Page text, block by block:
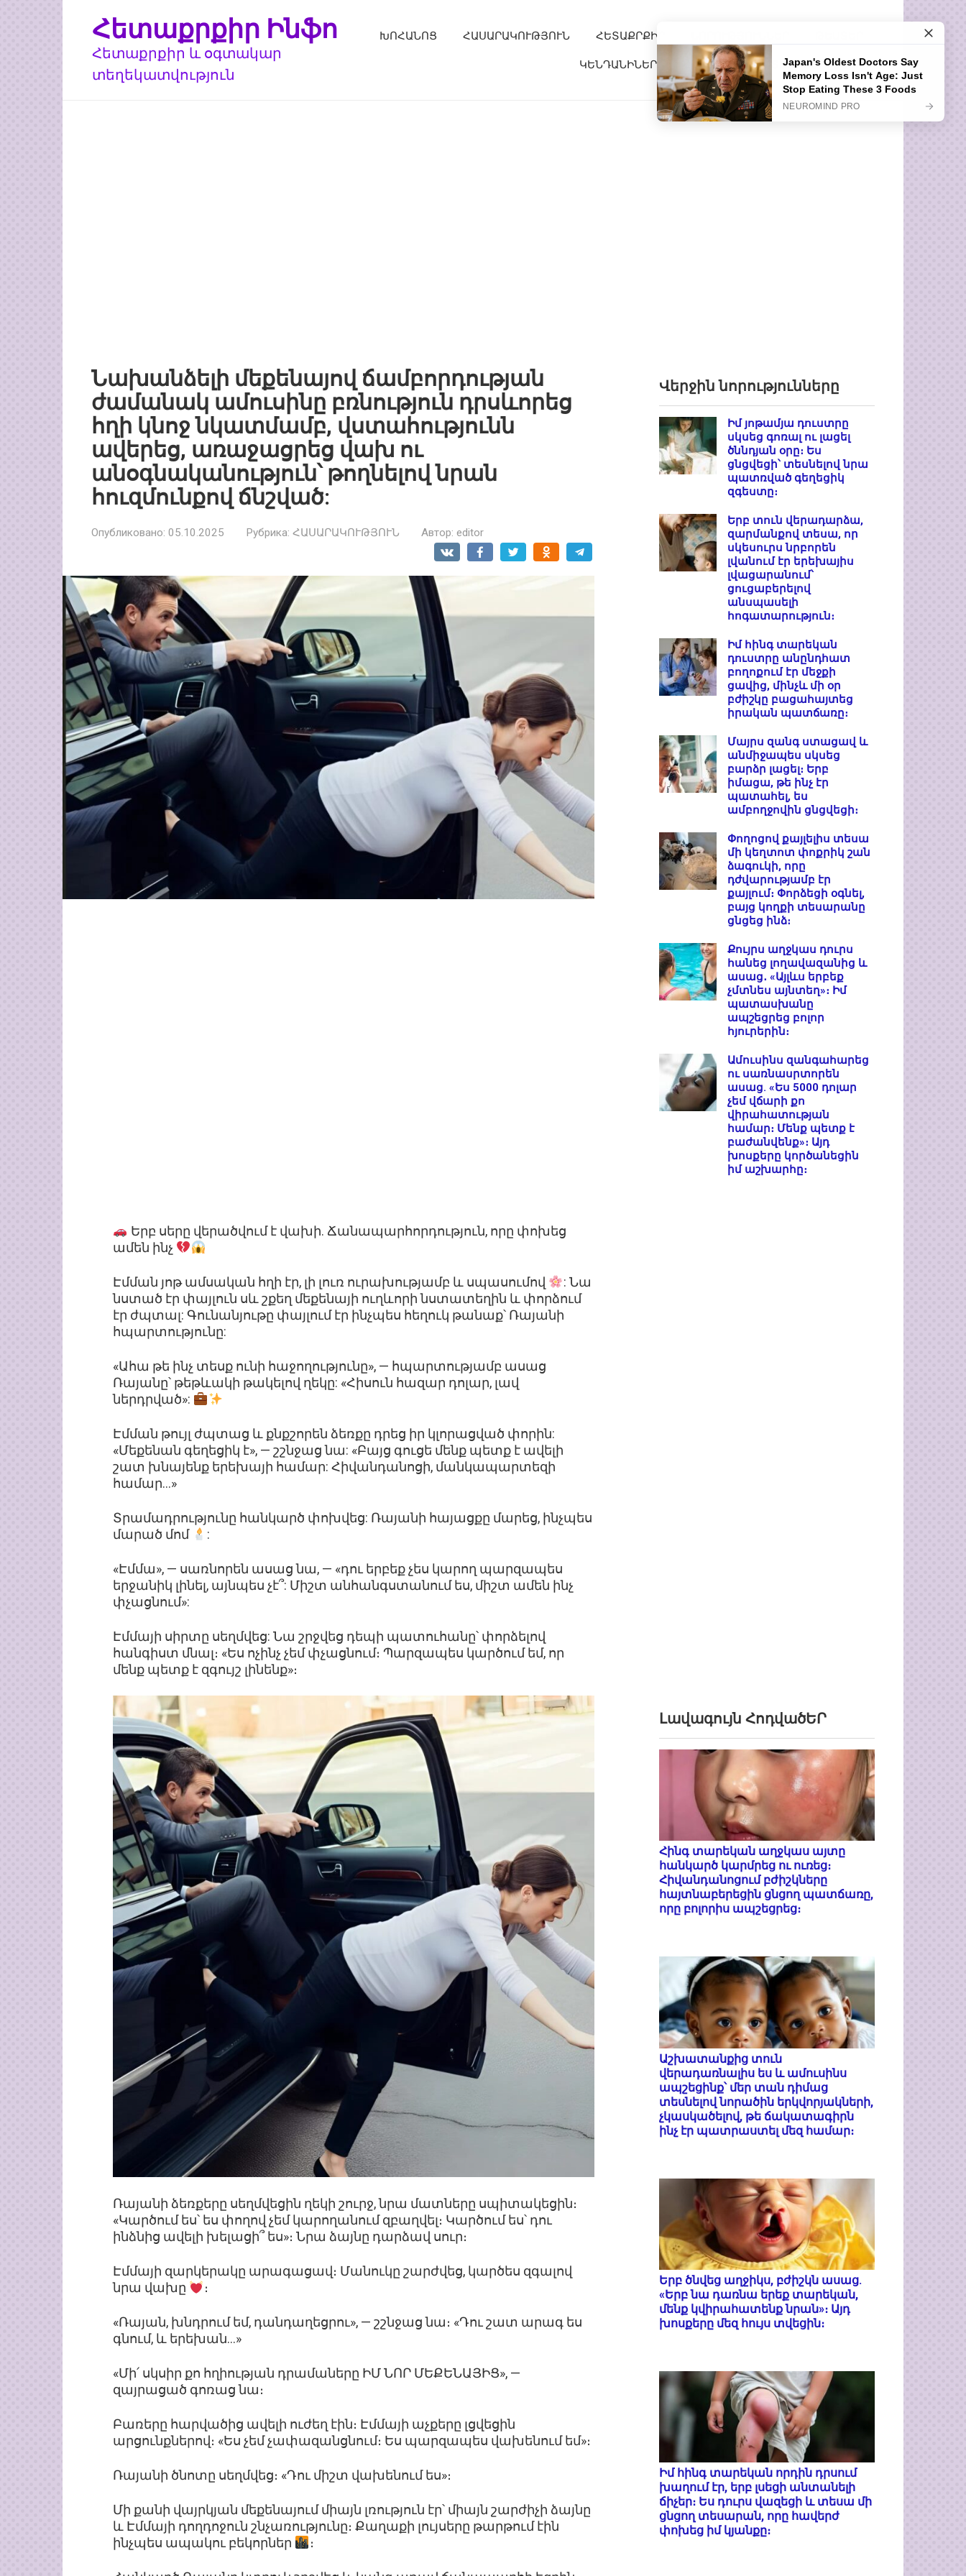
Հետաքրքիր Ինֆո
Հետաքրքիր և օգտակար
տեղեկատվություն
ԽՈՀԱՆՈՑ ՀԱՍԱՐԱԿՈՒԹՅՈՒՆ ՀԵՏԱՔՐՔԻՐ
ԿԵՆԴԱՆԻՆԵՐ ՀԵՏԱՔՐՔԻՐ ՊԱՏՄՈՒԹՅՈՒՆՆԵՐ
Նախանձելի մեքենայով ճամբորդության
ժամանակ ամուսինը բռնություն դրսևորեց
հղի կնոջ նկատմամբ, վստահությունն
ավերեց, առաջացրեց վախ ու
անօգնականություն՝ թողնելով նրան
հուզմունքով ճնշված:
Опубликовано: 05.10.2025 Рубрика: ՀԱՍԱՐԱԿՈՒԹՅՈՒՆ Автор: editor
Երբ սերը վերածվում է վախի. Ճանապարհորդություն, որը փոխեց
ամեն ինչ
Էմման յոթ ամսական հղի էր, լի լուռ ուրախությամբ և սպասումով
: Նա
նստած էր փայլուն սև շքեղ մեքենայի ուղևորի նստատեղին և փորձում
էր ժպտալ: Գունանյութը փայլում էր ինչպես հեղուկ թանաք՝ Ռայանի
հպարտությունը:
«Ահա թե ինչ տեսք ունի հաջողությունը», — հպարտությամբ ասաց
Ռայանը՝ թեթևակի թակելով ղեկը: «Հիսուն հազար դոլար, լավ
ներդրված»:
Էմման թույլ ժպտաց և քնքշորեն ձեռքը դրեց իր կլորացված փորին:
«Մեքենան գեղեցիկ է», — շշնջաց նա: «Բայց գուցե մենք պետք է ավելի
շատ խնայենք երեխայի համար: Հիվանդանոցի, մանկապարտեզի
համար…»
Տրամադրությունը հանկարծ փոխվեց: Ռայանի հայացքը մարեց, ինչպես
մարած մոմ
:
«Էմմա», — սառնորեն ասաց նա, — «դու երբեք չես կարող պարզապես
երջանիկ լինել, այնպես չէ՞: Միշտ անհանգստանում ես, միշտ ամեն ինչ
փչացնում»:
Էմմայի սիրտը սեղմվեց: Նա շրջվեց դեպի պատուհանը՝ փորձելով
հանգիստ մնալ։ «Ես ոչինչ չեմ փչացնում։ Պարզապես կարծում եմ, որ
մենք պետք է զգույշ լինենք»։
Ռայանի ձեռքերը սեղմվեցին ղեկի շուրջ, նրա մատները սպիտակեցին։
«Կարծում ես՝ ես փողով չեմ կարողանում զբաղվել։ Կարծում ես՝ դու
ինձնից ավելի խելացի՞ ես»։ Նրա ձայնը դարձավ սուր։
Էմմայի զարկերակը արագացավ։ Մանուկը շարժվեց, կարծես զգալով
նրա վախը
։
«Ռայան, խնդրում եմ, դանդաղեցրու», — շշնջաց նա։ «Դու շատ արագ ես
գնում, և երեխան…»
«Մի՛ սկսիր քո հղիության դրամաները ԻՄ ՆՈՐ ՄԵՔԵՆԱՅԻՑ», —
զայրացած գոռաց նա։
Բառերը հարվածից ավելի ուժեղ էին։ Էմմայի աչքերը լցվեցին
արցունքներով։ «Ես չեմ չափազանցնում։ Ես պարզապես վախենում եմ»։
Ռայանի ծնոտը սեղմվեց։ «Դու միշտ վախենում ես»։
Մի քանի վայրկյան մեքենայում միայն լռություն էր՝ միայն շարժիչի ձայնը
և Էմմայի դողդոջուն շնչառությունը։ Քաղաքի լույսերը թարթում էին
ինչպես ապակու բեկորներ
։
Վերջին նորությունները
Իմ յոթամյա դուստրը
սկսեց գոռալ ու լացել
ծննդյան օրը։ Ես
ցնցվեցի՝ տեսնելով նրա
պատռված գեղեցիկ
զգեստը։
Երբ տուն վերադարձա,
զարմանքով տեսա, որ
սկեսուրս նրբորեն
լվանում էր երեխայիս
լվացարանում՝
ցուցաբերելով
անսպասելի
հոգատարություն։
Իմ հինգ տարեկան
դուստրը անընդհատ
բողոքում էր մեջքի
ցավից, մինչև մի օր
բժիշկը բացահայտեց
իրական պատճառը։
Մայրս զանգ ստացավ և
անմիջապես սկսեց
բարձր լացել։ Երբ
իմացա, թե ինչ էր
պատահել, ես
ամբողջովին ցնցվեցի։
Փողոցով քայլելիս տեսա
մի կեղտոտ փոքրիկ շան
ձագուկի, որը
դժվարությամբ էր
քայլում։ Փորձեցի օգնել,
բայց կողքի տեսարանը
ցնցեց ինձ։
Քույրս աղջկաս դուրս
հանեց լողավազանից և
ասաց․ «Այլևս երբեք
չմտնես այնտեղ»։ Իմ
պատասխանը
ապշեցրեց բոլոր
հյուրերին։
Ամուսինս զանգահարեց
ու սառնասրտորեն
ասաց. «Ես 5000 դոլար
չեմ վճարի քո
վիրահատության
համար։ Մենք պետք է
բաժանվենք»։ Այդ
խոսքերը կործանեցին
իմ աշխարհը։
Լավագույն ՀոդվածԵՐ
Հինգ տարեկան աղջկաս այտը
հանկարծ կարմրեց ու ուռեց։
Հիվանդանոցում բժիշկները
հայտնաբերեցին ցնցող պատճառը,
որը բոլորիս ապշեցրեց։
Աշխատանքից տուն
վերադառնալիս ես և ամուսինս
ապշեցինք՝ մեր տան դիմաց
տեսնելով նորածին երկվորյակների,
չկասկածելով, թե ճակատագիրն
ինչ էր պատրաստել մեզ համար։
Երբ ծնվեց աղջիկս, բժիշկն ասաց.
«Երբ նա դառնա երեք տարեկան,
մենք կվիրահատենք նրան»։ Այդ
խոսքերը մեզ հույս տվեցին։
Իմ հինգ տարեկան որդին դրսում
խաղում էր, երբ լսեցի անտանելի
ճիչեր։ Ես դուրս վազեցի և տեսա մի
ցնցող տեսարան, որը հավերժ
փոխեց իմ կյանքը։